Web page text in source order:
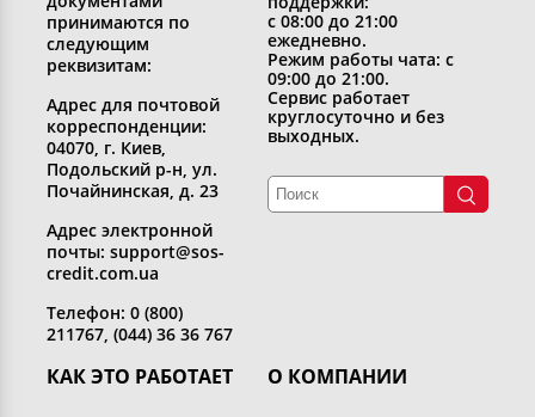
КАК ЭТО РАБОТАЕТ О КОМПАНИИ
принимаются по
следующим
реквизитам:
Адрес для почтовой
корреспонденции:
04070, г. Киев,
Подольский р-н, ул.
Почайнинская, д. 23
Адрес электронной
почты: support@sos-
credit.com.ua
Телефон: 0 (800)
211767, (044) 36 36 767
с 08:00 до 21:00
ежедневно.
Режим работы чата: с
09:00 до 21:00.
Сервис работает
круглосуточно и без
выходных.